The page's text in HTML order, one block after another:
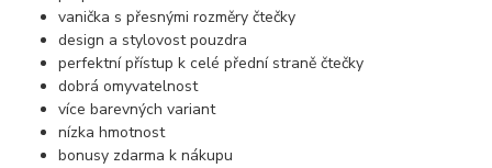
vanička s přesnými rozměry čtečky
design a stylovost pouzdra
perfektní přístup k celé přední straně čtečky
dobrá omyvatelnost
více barevných variant
nízka hmotnost
bonusy zdarma k nákupu